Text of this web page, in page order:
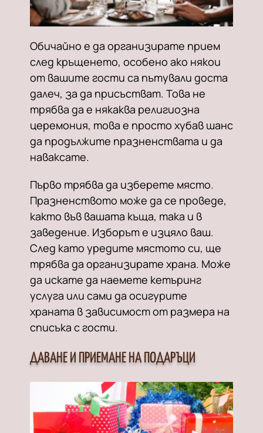
Обичайно е да организирате прием
след кръщенето, особено ако някои
от вашите гости са пътували доста
далеч, за да присъстват. Това не
трябва да е някаква религиозна
церемония, това е просто хубав шанс
да продължите празненствата и да
наваксате.
Първо трябва да изберете място.
Празненството може да се проведе,
както във вашата къща, така и в
заведение. Изборът е изцяло ваш.
След като уредите мястото си, ще
трябва да организирате храна. Може
да искате да наемете кетъринг
услуга или сами да осигурите
храната в зависимост от размера на
списъка с гости.
ДАВАНЕ И ПРИЕМАНЕ НА ПОДАРЪЦИ